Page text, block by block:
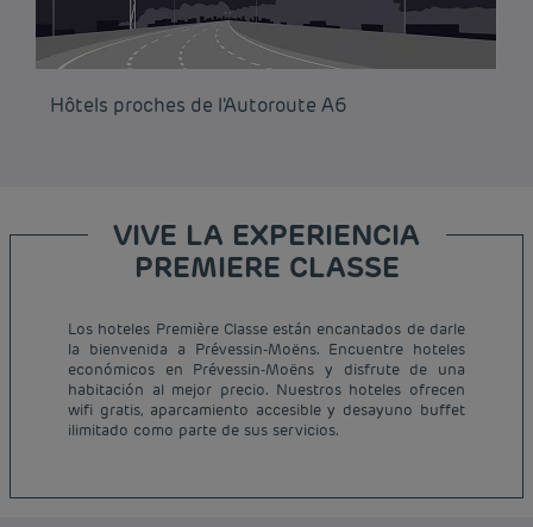
Hôtels proches de l'Autoroute A6
VIVE LA EXPERIENCIA
PREMIERE CLASSE
Los hoteles Première Classe están encantados de darle
la bienvenida a Prévessin-Moëns. Encuentre hoteles
económicos en Prévessin-Moëns y disfrute de una
habitación al mejor precio. Nuestros hoteles ofrecen
wifi gratis, aparcamiento accesible y desayuno buffet
ilimitado como parte de sus servicios.
Hoteles baratos París
Hoteles baratos Francia
Hoteles baratos Marsella
Hoteles baratos Burdeos
Hoteles baratos Toulouse
Avisos legales
Términos y Condiciones Generales